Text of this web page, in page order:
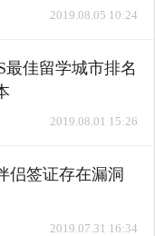
2019.08.05 10:24
最佳留学城市排名
2019.08.01 15:26
侣签证存在漏洞
2019.07.31 16:34